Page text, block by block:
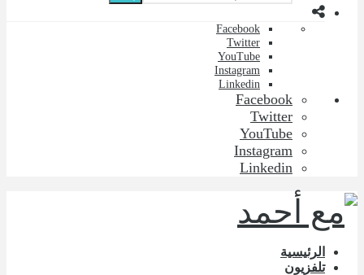
Facebook
Twitter
YouTube
Instagram
Linkedin
Facebook
Twitter
YouTube
Instagram
Linkedin
الرئيسية
تلفزيون